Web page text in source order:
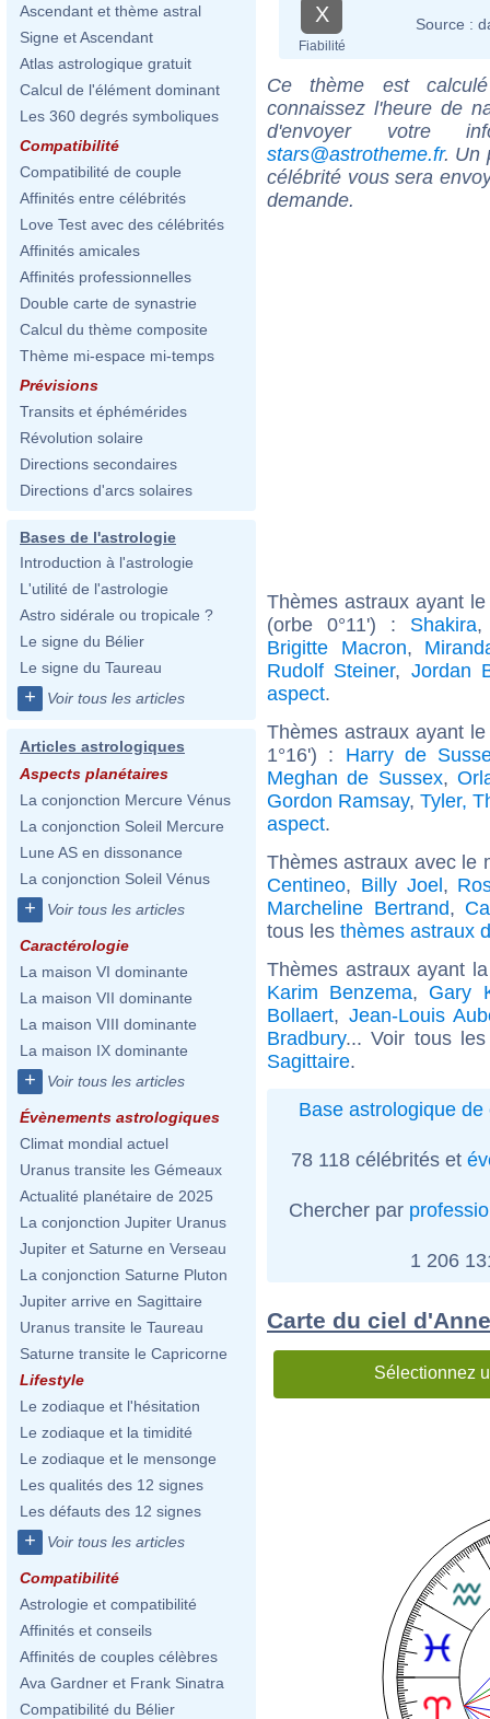
Ascendant et thème astral
Signe et Ascendant
Atlas astrologique gratuit
Calcul de l'élément dominant
Les 360 degrés symboliques
Compatibilité
Compatibilité de couple
Affinités entre célébrités
Love Test avec des célébrités
Affinités amicales
Affinités professionnelles
Double carte de synastrie
Calcul du thème composite
Thème mi-espace mi-temps
Prévisions
Transits et éphémérides
Révolution solaire
Directions secondaires
Directions d'arcs solaires
Bases de l'astrologie
Introduction à l'astrologie
L'utilité de l'astrologie
Astro sidérale ou tropicale ?
Le signe du Bélier
Le signe du Taureau
+ Voir tous les articles
Articles astrologiques
Aspects planétaires
La conjonction Mercure Vénus
La conjonction Soleil Mercure
Lune AS en dissonance
La conjonction Soleil Vénus
+ Voir tous les articles
Caractérologie
La maison VI dominante
La maison VII dominante
La maison VIII dominante
La maison IX dominante
+ Voir tous les articles
Évènements astrologiques
Climat mondial actuel
Uranus transite les Gémeaux
Actualité planétaire de 2025
La conjonction Jupiter Uranus
Jupiter et Saturne en Verseau
La conjonction Saturne Pluton
Jupiter arrive en Sagittaire
Uranus transite le Taureau
Saturne transite le Capricorne
Lifestyle
Le zodiaque et l'hésitation
Le zodiaque et la timidité
Le zodiaque et le mensonge
Les qualités des 12 signes
Les défauts des 12 signes
+ Voir tous les articles
Compatibilité
Astrologie et compatibilité
Affinités et conseils
Affinités de couples célèbres
Ava Gardner et Frank Sinatra
Compatibilité du Bélier
X
Fiabilité
Source :
Ce thème est
connaissez l'heure de
d'envoyer votre
stars@astrotheme.fr. Un
célébrité vous sera
demande.
Thèmes astraux ayant
(orbe 0°11') : Shakira
Brigitte Macron,
Rudolf Steiner, Jordan
aspect.
Thèmes astraux ayant
1°16') : Harry de
Meghan de Sussex,
Gordon Ramsay, Tyler,
aspect.
Thèmes astraux avec le
Centineo, Billy Joel,
Marcheline Bertrand,
tous les thèmes astraux
Thèmes astraux ayant
Karim Benzema, Gary
Bollaert, Jean-Louis
Bradbury... Voir tous
Sagittaire.
Base astrologique de
78 118 célébrités et
Chercher par
1 206
Carte du ciel
Sélectionnez